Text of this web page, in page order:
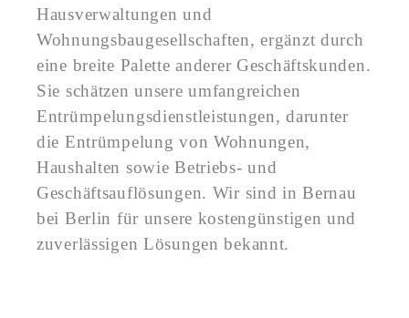
Hausverwaltungen und
Wohnungsbaugesellschaften, ergänzt durch
eine breite Palette anderer Geschäftskunden.
Sie schätzen unsere umfangreichen
Entrümpelungsdienstleistungen, darunter
die Entrümpelung von Wohnungen,
Haushalten sowie Betriebs- und
Geschäftsauflösungen. Wir sind in Bernau
bei Berlin für unsere kostengünstigen und
zuverlässigen Lösungen bekannt.